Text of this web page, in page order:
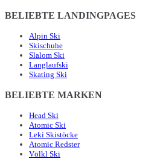
BELIEBTE LANDINGPAGES
Alpin Ski
Skischuhe
Slalom Ski
Langlaufski
Skating Ski
BELIEBTE MARKEN
Head Ski
Atomic Ski
Leki Skistöcke
Atomic Redster
Völkl Ski